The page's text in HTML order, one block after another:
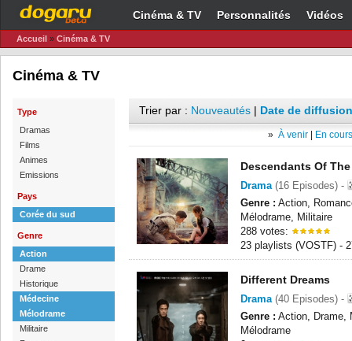
Cinéma & TV Personnalités Vidéos
Accueil » Cinéma & TV
Cinéma & TV
Type
Dramas
Films
Animes
Emissions
Pays
Corée du sud
Genre
Action
Drame
Historique
Médecine
Mélodrame
Militaire
Trier par : Nouveautés | Date de
» À venir En
Descendants Of
Drama(16 Episodes) -
Genre : Action,
Mélodrame, Militaire
288 votes:
23 playlists (VOSTF) -
Different Dreams
Drama(40 Episodes) -
Genre : Action, Drame,
Mélodrame